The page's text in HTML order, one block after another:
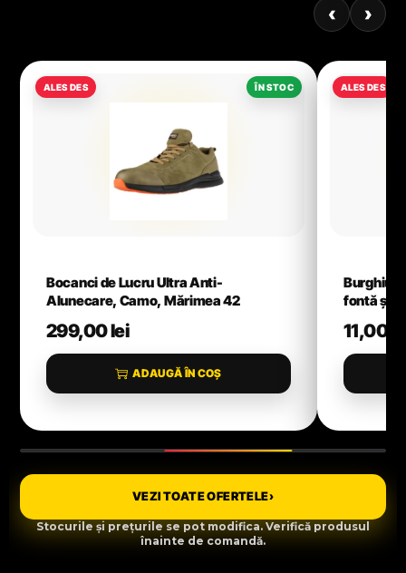
‹ ›
Bocanci de Lucru Ultra Anti-
Alunecare, Camo, Mărimea 42
299,00lei
ADAUGĂ ÎN COȘ
Burghiu
fontă și
11,00
VEZI TOATE OFERTELE›
Stocurile și prețurile se pot modifica. Verifică produsul
înainte de comandă.